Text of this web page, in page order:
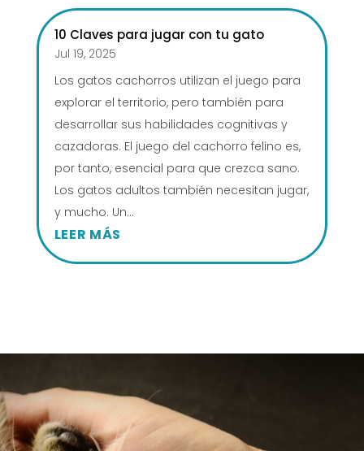
10 Claves para jugar con tu gato
Jul 19, 2025
Los gatos cachorros utilizan el juego para
explorar el territorio, pero también para
desarrollar sus habilidades cognitivas y
cazadoras. El juego del cachorro felino es,
por tanto, esencial para que crezca sano.
Los gatos adultos también necesitan jugar,
y mucho. Un...
LEER MÁS